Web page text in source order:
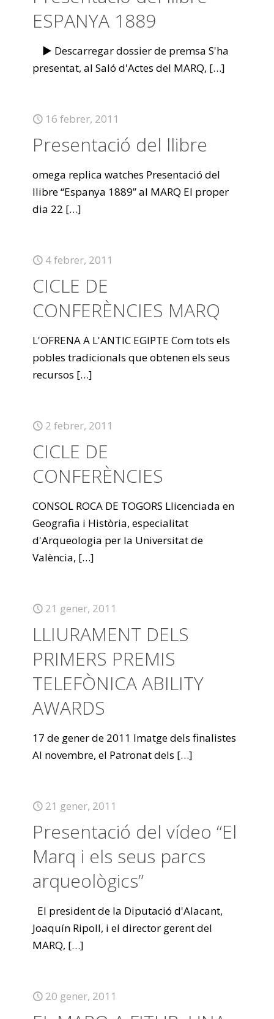
ESPANYA 1889
► Descarregar dossier de premsa S'ha
presentat, al Saló d'Actes del MARQ, […]
16 febrer, 2011
Presentació del llibre
omega replica watches Presentació del
llibre “Espanya 1889” al MARQ El proper
dia 22 […]
4 febrer, 2011
CICLE DE
CONFERÈNCIES MARQ
L'OFRENA A L'ANTIC EGIPTE Com tots els
pobles tradicionals que obtenen els seus
recursos […]
2 febrer, 2011
CICLE DE
CONFERÈNCIES
CONSOL ROCA DE TOGORS Llicenciada en
Geografia i Història, especialitat
d'Arqueologia per la Universitat de
València, […]
21 gener, 2011
LLIURAMENT DELS
PRIMERS PREMIS
TELEFÒNICA ABILITY
AWARDS
17 de gener de 2011 Imatge dels finalistes
Al novembre, el Patronat dels […]
21 gener, 2011
Presentació del vídeo “El
Marq i els seus parcs
arqueològics”
El president de la Diputació d'Alacant,
Joaquín Ripoll, i el director gerent del
MARQ, […]
20 gener, 2011